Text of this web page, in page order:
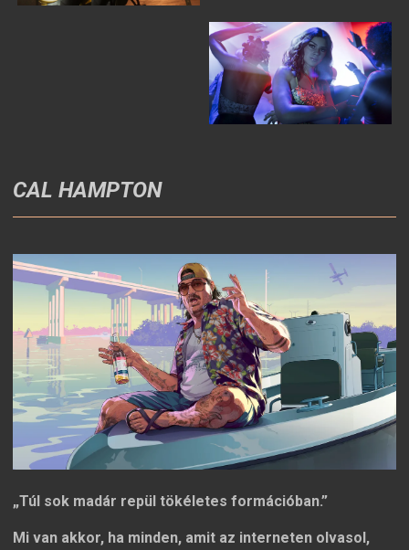
CAL HAMPTON
„Túl sok madár repül tökéletes formációban.”
Mi van akkor, ha minden, amit az interneten olvasol,